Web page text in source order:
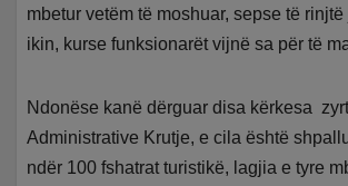
mbetur vetëm të moshuar, sepse të
ikin, kurse funksionarët vijnë sa për të
Ndonëse kanë dërguar disa kërkesa
Administrative Krutje, e cila është
ndër 100 fshatrat turistikë, lagjia e tyre